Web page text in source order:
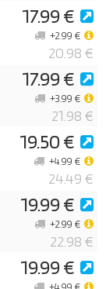
17.99 €
20.98 €
+2.99 €
17.99 €
21.98 €
+3.99 €
19.50 €
24.49 €
+4.99 €
19.99 €
22.98 €
+2.99 €
19.99 €